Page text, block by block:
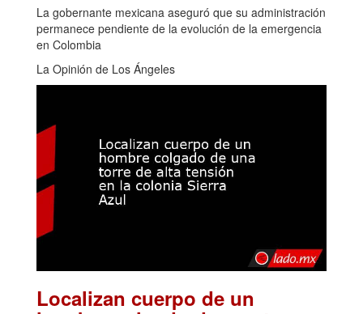
La gobernante mexicana aseguró que su administración
permanece pendiente de la evolución de la emergencia
en Colombia
La Opinión de Los Ángeles
Localizan cuerpo de un